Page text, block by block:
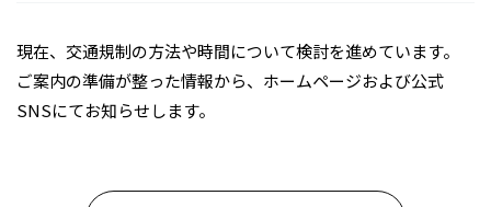
現在、交通規制の方法や時間について検討を進めています。
ご案内の準備が整った情報から、ホームページおよび公式
SNSにてお知らせします。